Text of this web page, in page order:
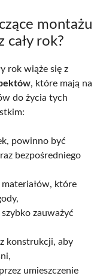
montażu
rok?
rok wiąże się z
, które mają na
do życia tych
powinno być
bezpośredniego
które
zauważyć
konstrukcji, aby
umieszczenie